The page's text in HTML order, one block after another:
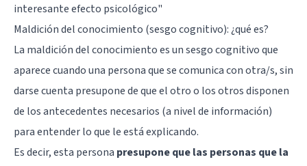
interesante efecto psicológico"
Maldición del conocimiento (sesgo cognitivo): ¿qué es?
La maldición del conocimiento es un sesgo cognitivo que
aparece cuando una persona que se comunica con otra/s, sin
darse cuenta presupone de que el otro o los otros disponen
de los antecedentes necesarios (a nivel de información)
para entender lo que le está explicando.
Es decir, esta persona presupone que las personas que la